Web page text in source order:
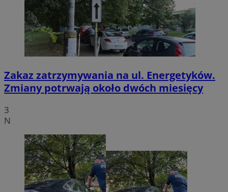
Zakaz zatrzymywania na ul. Energetyków.
Zmiany potrwają około dwóch miesięcy
3
N